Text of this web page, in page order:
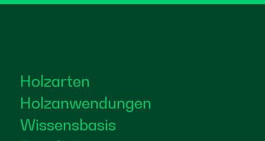
Holzarten
Holzanwendungen
Wissensbasis